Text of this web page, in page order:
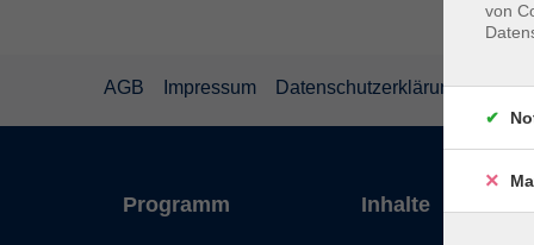
AGB Impressum Datenschutzerklärung
Programm Inhalte
von